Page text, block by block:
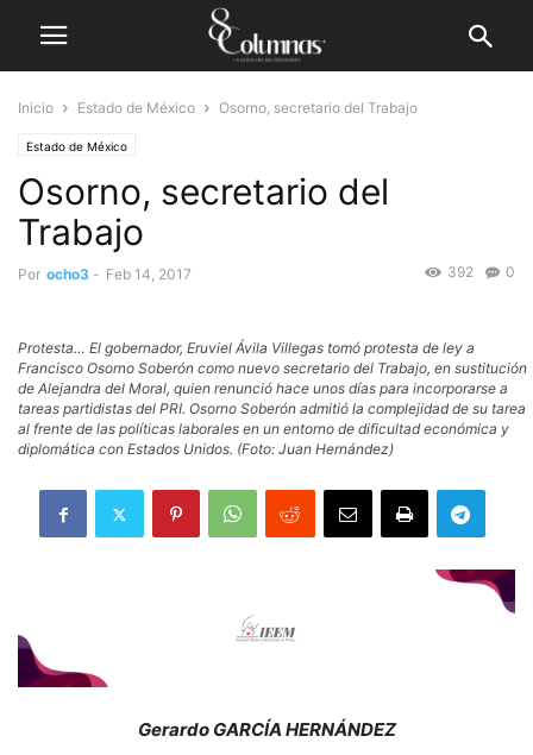
Inicio Estado de México Osorno, secretario del Trabajo
Estado de México
Osorno, secretario del
Trabajo
Por ocho3 - Feb 14, 2017 0
392
Protesta… El gobernador, Eruviel Ávila Villegas tomó protesta de ley a
Francisco Osorno Soberón como nuevo secretario del Trabajo, en sustitución
de Alejandra del Moral, quien renunció hace unos días para incorporarse a
tareas partidistas del PRI. Osorno Soberón admitió la complejidad de su tarea
al frente de las políticas laborales en un entorno de dificultad económica y
diplomática con Estados Unidos. (Foto: Juan Hernández)
Gerardo GARCÍA HERNÁNDEZ